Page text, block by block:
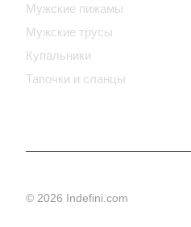
Мужские пижамы
Мужские трусы
Купальники
Тапочки и сланцы
© 2026 Indefini.com